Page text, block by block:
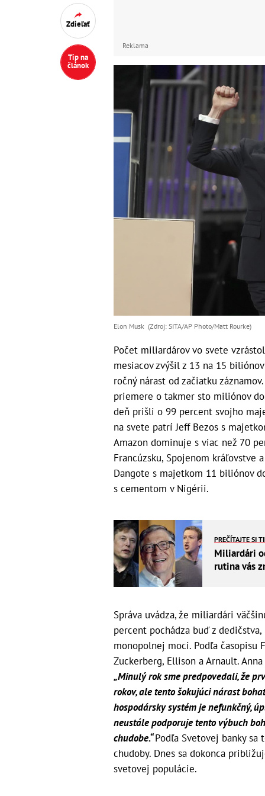
Zdieľať
Tip na
článok
Reklama
Elon Musk (Zdroj: SITA/AP Photo/Matt Rourke)
Počet miliardárov vo svete
mesiacov zvýšil z 13 na 15
ročný nárast od začiatku
priemere o takmer sto miliónov
deň prišli o 99 percent svojho
na svete patrí Jeff Bezos s
Amazon dominuje s viac než 70
Francúzsku, Spojenom kráľovstve
Dangote s majetkom 11 biliónov
s cementom v Nigérii.
PREČÍTAJTE SI
Miliardári
rutina vás
Správa uvádza, že miliardári
percent pochádza buď z
monopolnej moci. Podľa časopisu
Zuckerberg, Ellison a Arnault.
„Minulý rok sme predpovedali, že
rokov, ale tento šokujúci nárast
hospodársky systém je nefunkčný,
neustále podporuje tento výbuch
chudobe.“Podľa Svetovej banky
chudoby. Dnes sa dokonca
svetovej populácie.